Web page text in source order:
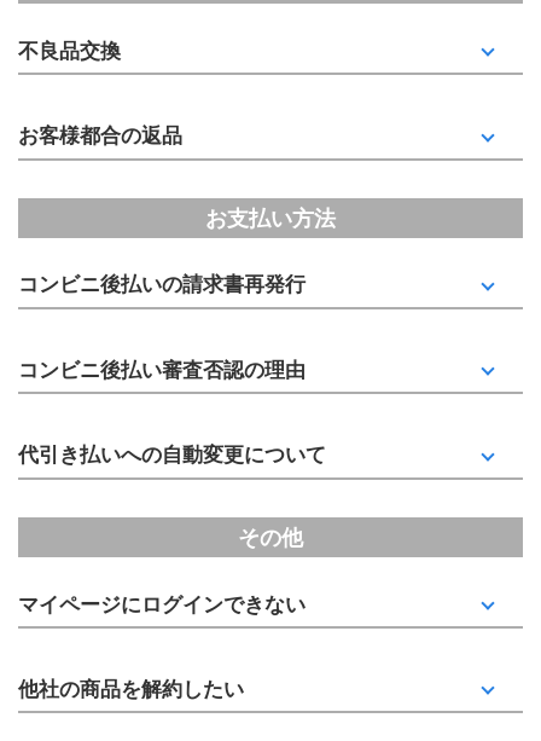
不良品交換
お客様都合の返品
お支払い方法
コンビニ後払いの請求書再発行
コンビニ後払い審査否認の理由
代引き払いへの自動変更について
その他
マイページにログインできない
他社の商品を解約したい